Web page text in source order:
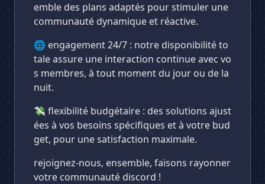
emble des plans adaptés pour stimuler une
communauté dynamique et réactive.
🌐 engagement 24/7 : notre disponibilité to
tale assure une interaction continue avec vo
s membres, à tout moment du jour ou de la
nuit.
💸 flexibilité budgétaire : des solutions ajust
ées à vos besoins spécifiques et à votre bud
get, pour une satisfaction maximale.
rejoignez-nous, ensemble, faisons rayonner
votre communauté discord !